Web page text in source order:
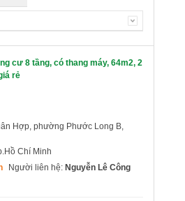
cư 8 tầng, có thang máy, 64m2, 2
rẻ
Hợp, phường Phước Long B,
Chí Minh
Người liên hệ: Nguyễn Lê Công